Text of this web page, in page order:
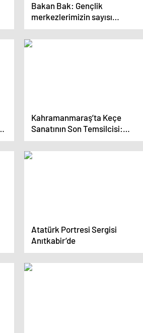
Bakan Bak: Gençlik
merkezlerimizin sayısı
510’ların üzerinde (VİDEO
EKLENDİ)
Kahramanmaraş’ta Keçe
Sanatının Son Temsilcisi:
Hayri Geceyatar
Atatürk Portresi Sergisi
Anıtkabir’de